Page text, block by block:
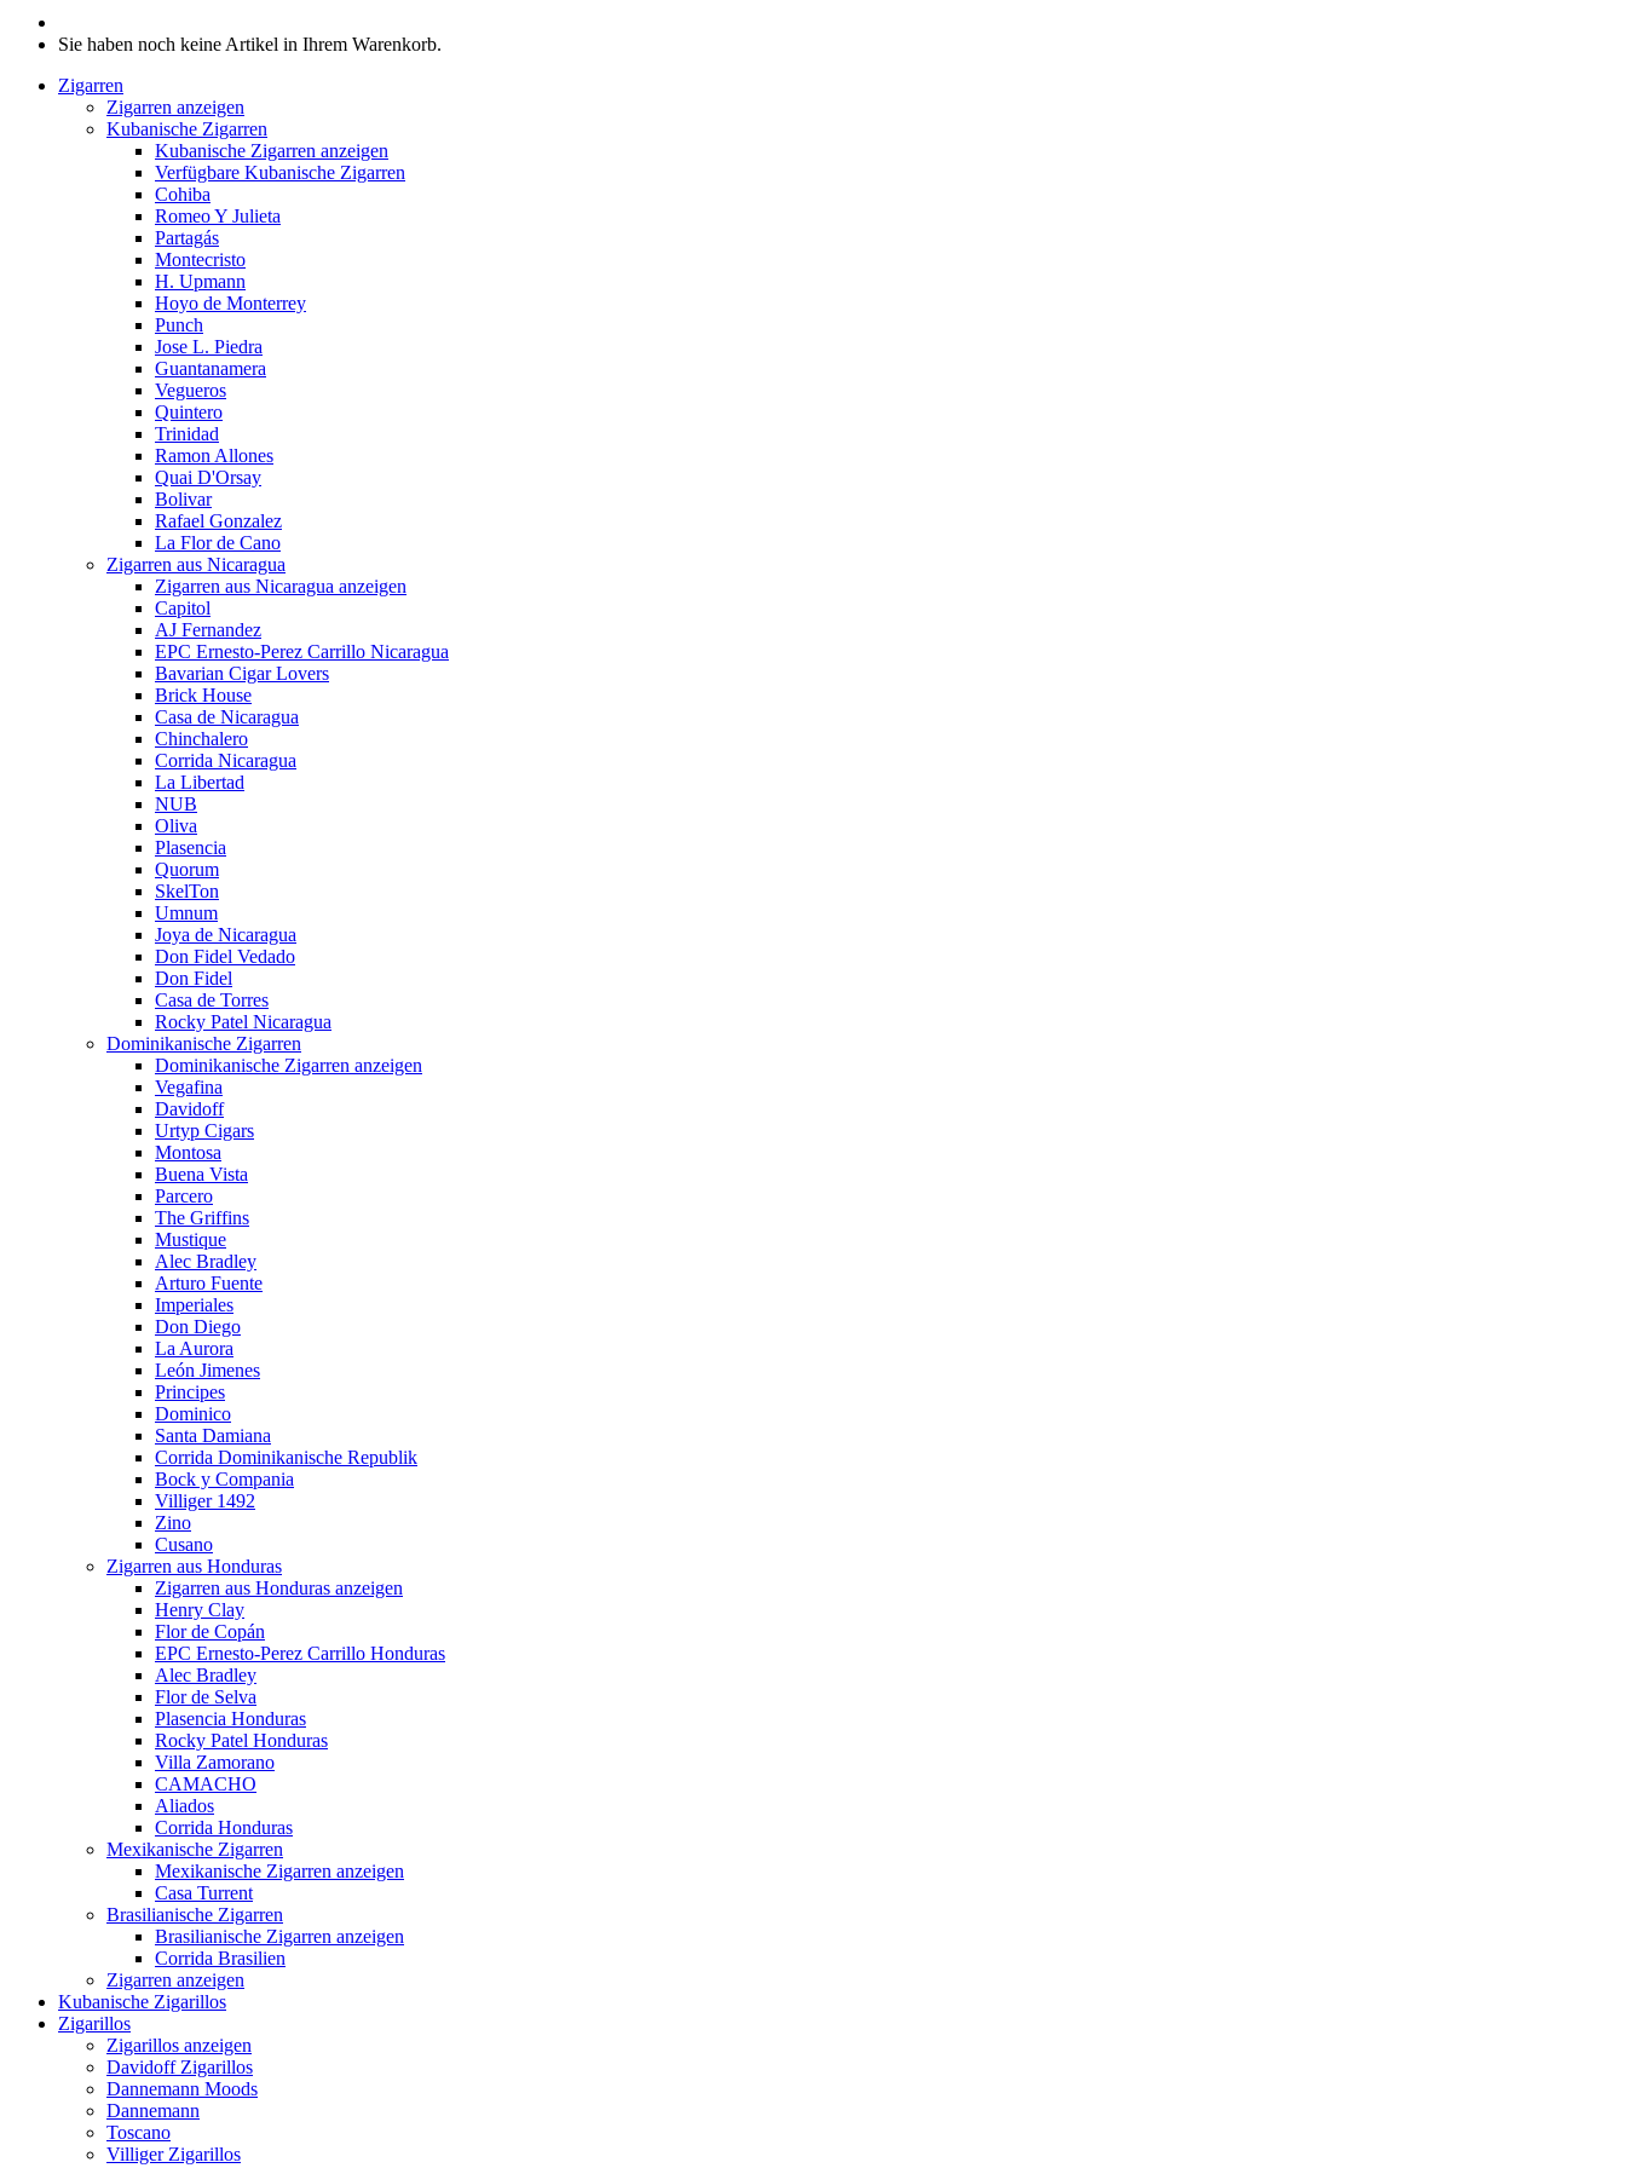
Sie haben noch keine Artikel in Ihrem Warenkorb.
Zigarren
Zigarren anzeigen
Kubanische Zigarren
Kubanische Zigarren anzeigen
Verfügbare Kubanische Zigarren
Cohiba
Romeo Y Julieta
Partagás
Montecristo
H. Upmann
Hoyo de Monterrey
Punch
Jose L. Piedra
Guantanamera
Vegueros
Quintero
Trinidad
Ramon Allones
Quai D'Orsay
Bolivar
Rafael Gonzalez
La Flor de Cano
Zigarren aus Nicaragua
Zigarren aus Nicaragua anzeigen
Capitol
AJ Fernandez
EPC Ernesto-Perez Carrillo Nicaragua
Bavarian Cigar Lovers
Brick House
Casa de Nicaragua
Chinchalero
Corrida Nicaragua
La Libertad
NUB
Oliva
Plasencia
Quorum
SkelTon
Umnum
Joya de Nicaragua
Don Fidel Vedado
Don Fidel
Casa de Torres
Rocky Patel Nicaragua
Dominikanische Zigarren
Dominikanische Zigarren anzeigen
Vegafina
Davidoff
Urtyp Cigars
Montosa
Buena Vista
Parcero
The Griffins
Mustique
Alec Bradley
Arturo Fuente
Imperiales
Don Diego
La Aurora
León Jimenes
Principes
Dominico
Santa Damiana
Corrida Dominikanische Republik
Bock y Compania
Villiger 1492
Zino
Cusano
Zigarren aus Honduras
Zigarren aus Honduras anzeigen
Henry Clay
Flor de Copán
EPC Ernesto-Perez Carrillo Honduras
Alec Bradley
Flor de Selva
Plasencia Honduras
Rocky Patel Honduras
Villa Zamorano
CAMACHO
Aliados
Corrida Honduras
Mexikanische Zigarren
Mexikanische Zigarren anzeigen
Casa Turrent
Brasilianische Zigarren
Brasilianische Zigarren anzeigen
Corrida Brasilien
Zigarren anzeigen
Kubanische Zigarillos
Zigarillos
Zigarillos anzeigen
Davidoff Zigarillos
Dannemann Moods
Dannemann
Toscano
Villiger Zigarillos